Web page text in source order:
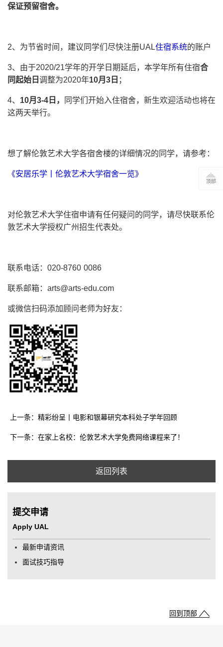
保证预留宿舍。
2、为节省时间，建议同学们尽快注册UAL住宿系统的账户
3、由于2020/21学年的开学日期延后，本学年所有住宿合
同起始日 调整为2020年10月3日 ；
4、 10月3-4日，
同学们开始入住宿舍，新生欢迎活动也将在
这两天举行。
想了解伦敦艺术大学各宿舍楼的详细情况的同学，请参考：
《安居乐学丨伦敦艺术大学宿舍一览》
对伦敦艺术大学住宿申请有任何疑问的同学，请尽快联系伦
敦艺术大学授权广州招生代表处。
联系电话：020-8760 0086
联系邮箱：arts@arts-edu.com
或微信扫码添加顾问老师为好友：
上一条：精彩纷呈丨电影和银幕研究本科处子学年回顾
下一条：在家上名校：伦敦艺术大学免费网络课程来了！
返回列表
提交申请
Apply UAL
最新申请资讯
面试技巧指导
回到顶部